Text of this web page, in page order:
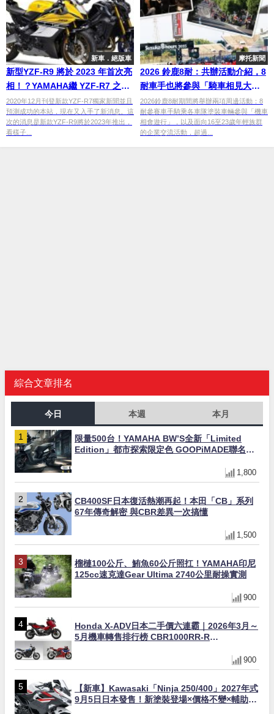
新車．絕版車
新型YZF-R9 將於 2023 年首次亮
相！？YAMAHA繼 YZF-R7 之後
連發Supersport超級運動車款
2020年12月刊登新款YZF-R7獨家新聞並且
預測成功的本站，現在又入手了新消息。這
次的消息是新款YZF-R9將於2023年推出，
看樣子...
摩托新聞
2026 鈴鹿8耐：共辦活動介紹，8
耐車手也將參與「騎車相見大遊
行」／企業與年輕世代交流活動
「16-23 ＆ 企業交流會」
2026鈴鹿8耐期間將舉辦兩項周邊活動：8
耐參賽車手騎乘各車隊塗裝車輛參與「機車
相會遊行」，以及面向16至23歲年輕族群
的企業交流活動，超過...
綜合文章排名
今日 本週 本月
限量500台！YAMAHA BW’S全新「Limited
Edition」都市探索限定色 GOOPiMADE聯名包
1,800
CB400SF日本復活熱潮再起！本田「CB」系列
67年傳奇解密 與CBR差異一次搞懂
1,500
榴槤100公斤、鮪魚60公斤照扛！YAMAHA印尼
125cc速克達Gear Ultima 2740公里耐操實測
900
Honda X-ADV日本二手價六連霸｜2026年3月～
5月機車轉售排行榜 CBR1000RR-R
900
【新車】Kawasaki「Ninja 250/400」2027年式
9月5日日本發售！新塗裝登場×價格不變×輔助滑